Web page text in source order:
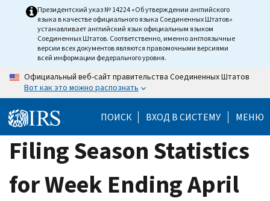
Президентский указ № 14224 «Об утверждении английского
языка в качестве официального языка Соединенных Штатов»
устанавливает английский язык официальным языком
Соединенных Штатов. Соответственно, именно англоязычные
версии всех документов являются правомочными версиями
всей информации федерального уровня.
Официальный веб-сайт правительства Соединенных Штатов
Вот как это можно распознать
ПОИСК ВХОД В СИСТЕМУ МЕНЮ
Filing Season Statistics
for Week Ending April